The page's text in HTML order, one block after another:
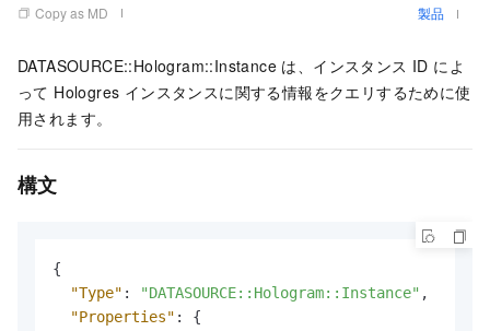
Copy as MD
製品
DATASOURCE::Hologram::Instance は、インスタンス ID によ
って Hologres インスタンスに関する情報をクエリするために使
用されます。
構文
{
"Type" : "DATASOURCE::Hologram::Instance" ,
"Properties" :
{